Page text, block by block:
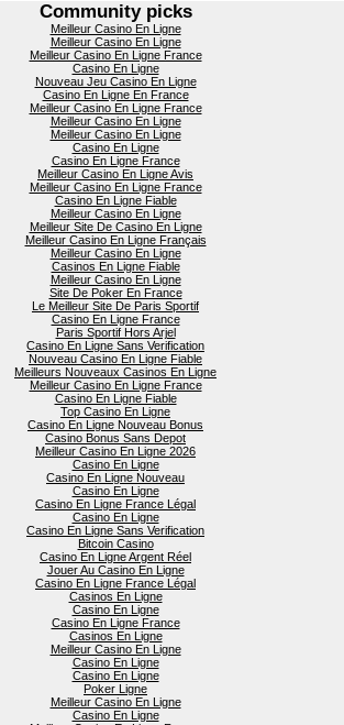
Community picks
Meilleur Casino En Ligne
Meilleur Casino En Ligne
Meilleur Casino En Ligne France
Casino En Ligne
Nouveau Jeu Casino En Ligne
Casino En Ligne En France
Meilleur Casino En Ligne France
Meilleur Casino En Ligne
Meilleur Casino En Ligne
Casino En Ligne
Casino En Ligne France
Meilleur Casino En Ligne Avis
Meilleur Casino En Ligne France
Casino En Ligne Fiable
Meilleur Casino En Ligne
Meilleur Site De Casino En Ligne
Meilleur Casino En Ligne Français
Meilleur Casino En Ligne
Casinos En Ligne Fiable
Meilleur Casino En Ligne
Site De Poker En France
Le Meilleur Site De Paris Sportif
Casino En Ligne France
Paris Sportif Hors Arjel
Casino En Ligne Sans Verification
Nouveau Casino En Ligne Fiable
Meilleurs Nouveaux Casinos En Ligne
Meilleur Casino En Ligne France
Casino En Ligne Fiable
Top Casino En Ligne
Casino En Ligne Nouveau Bonus
Casino Bonus Sans Depot
Meilleur Casino En Ligne 2026
Casino En Ligne
Casino En Ligne Nouveau
Casino En Ligne
Casino En Ligne France Légal
Casino En Ligne
Casino En Ligne Sans Verification
Bitcoin Casino
Casino En Ligne Argent Réel
Jouer Au Casino En Ligne
Casino En Ligne France Légal
Casinos En Ligne
Casino En Ligne
Casino En Ligne France
Casinos En Ligne
Meilleur Casino En Ligne
Casino En Ligne
Casino En Ligne
Poker Ligne
Meilleur Casino En Ligne
Casino En Ligne